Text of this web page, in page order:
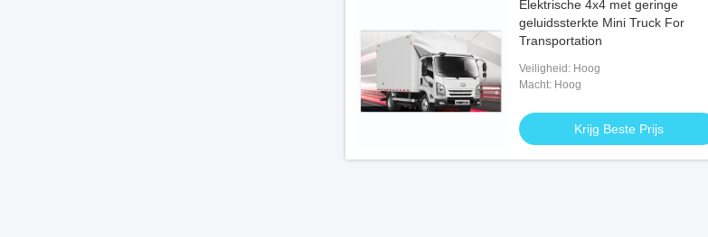
Elektrische 4x4 met geringe
geluidssterkte Mini Truck For
Transportation
Veiligheid: Hoog
Macht: Hoog
Krijg Beste Prijs